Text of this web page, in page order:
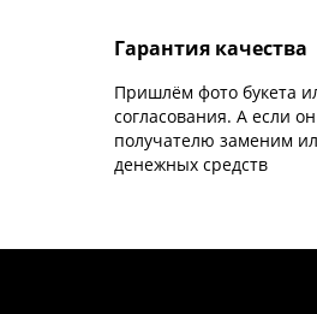
Гарантия качества
Пришлём фото букета
согласования. А если
получателю заменим
денежных средств